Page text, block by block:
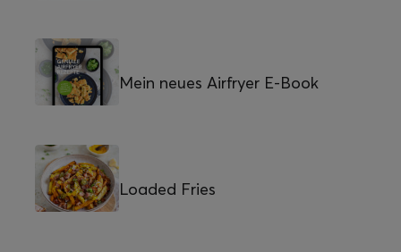
Mein neues Airfryer E-Book
Loaded Fries